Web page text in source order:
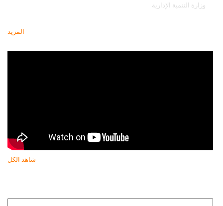
وزارة التنمية الإدارية
المزيد
شاهد الكل